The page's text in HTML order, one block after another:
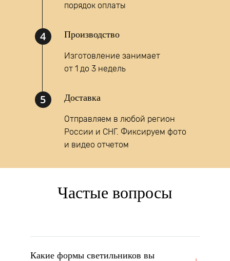
порядок оплаты
4 Производство
Изготовление занимает
от 1 до 3 недель
5 Доставка
Отправляем в любой регион
России и СНГ. Фиксируем фото
и видео отчетом
Частые вопросы
Какие формы светильников вы